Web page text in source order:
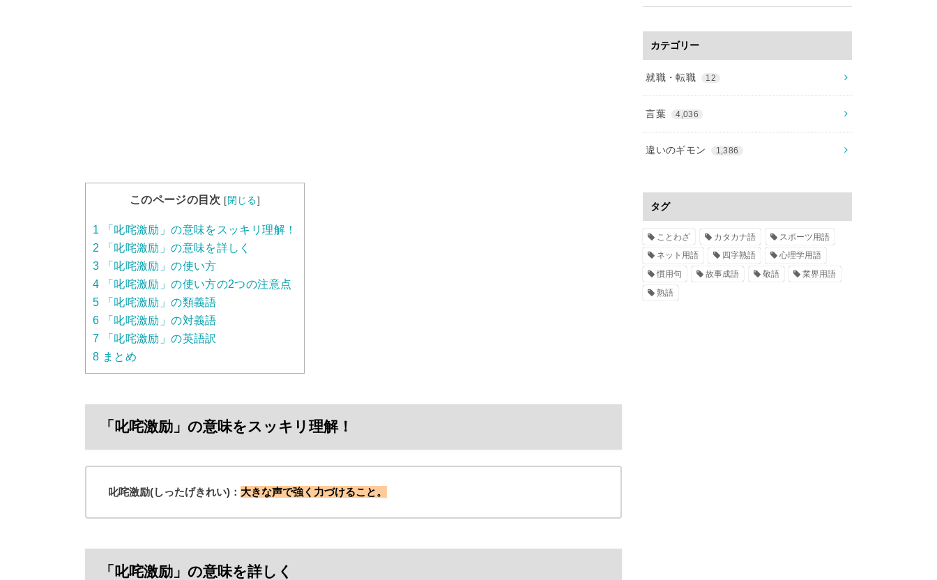
このページの目次 [閉じる]
1 「叱咤激励」の意味をスッキリ理解！
2 「叱咤激励」の意味を詳しく
3 「叱咤激励」の使い方
4 「叱咤激励」の使い方の2つの注意点
5 「叱咤激励」の類義語
6 「叱咤激励」の対義語
7 「叱咤激励」の英語訳
8 まとめ
「叱咤激励」の意味をスッキリ理解！
叱咤激励(しったげきれい)： 大きな声で強く力づけること。
「叱咤激励」の意味を詳しく
カテゴリー
就職・転職 12
言葉 4,036
違いのギモン 1,386
タグ
ことわざ カタカナ語
スポーツ用語
ネット用語
四字熟語
心理学用語
慣用句
故事成語 敬語
業界用語
熟語